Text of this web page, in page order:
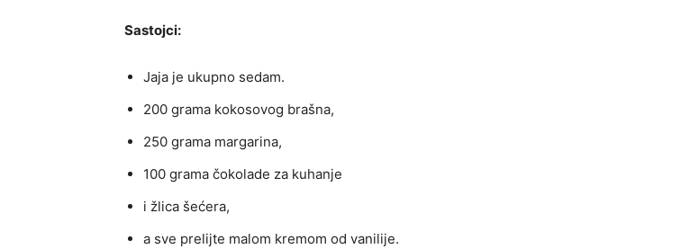
Sastojci:
Jaja je ukupno sedam.
200 grama kokosovog brašna,
250 grama margarina,
100 grama čokolade za kuhanje
i žlica šećera,
a sve prelijte malom kremom od vanilije.